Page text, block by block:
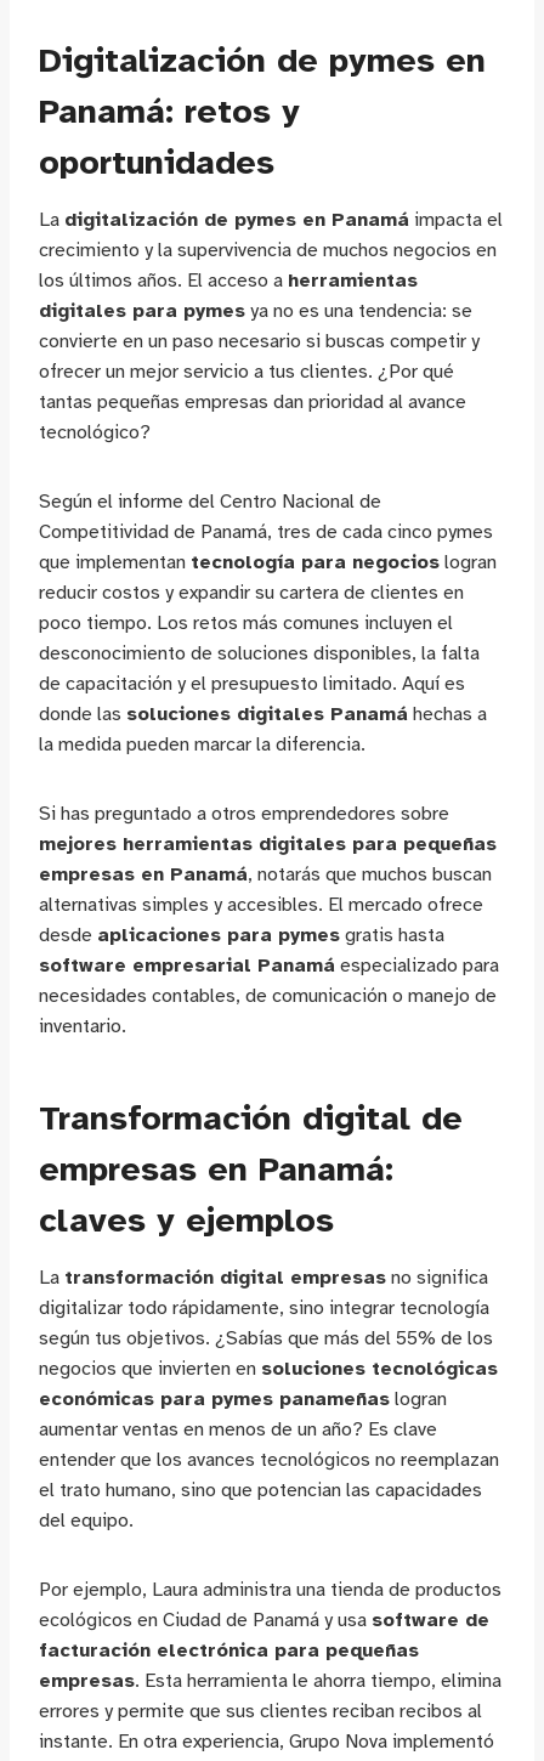
Digitalización de pymes en
Panamá: retos y
oportunidades
La digitalización de pymes en Panamá impacta el
crecimiento y la supervivencia de muchos negocios en
los últimos años. El acceso a herramientas
digitales para pymes ya no es una tendencia: se
convierte en un paso necesario si buscas competir y
ofrecer un mejor servicio a tus clientes. ¿Por qué
tantas pequeñas empresas dan prioridad al avance
tecnológico?
Según el informe del Centro Nacional de
Competitividad de Panamá, tres de cada cinco pymes
que implementan tecnología para negocios logran
reducir costos y expandir su cartera de clientes en
poco tiempo. Los retos más comunes incluyen el
desconocimiento de soluciones disponibles, la falta
de capacitación y el presupuesto limitado. Aquí es
donde las soluciones digitales Panamá hechas a
la medida pueden marcar la diferencia.
Si has preguntado a otros emprendedores sobre
mejores herramientas digitales para pequeñas
empresas en Panamá, notarás que muchos buscan
alternativas simples y accesibles. El mercado ofrece
desde aplicaciones para pymes gratis hasta
software empresarial Panamá especializado para
necesidades contables, de comunicación o manejo de
inventario.
Transformación digital de
empresas en Panamá:
claves y ejemplos
La transformación digital empresas no significa
digitalizar todo rápidamente, sino integrar tecnología
según tus objetivos. ¿Sabías que más del 55% de los
negocios que invierten en soluciones tecnológicas
económicas para pymes panameñas logran
aumentar ventas en menos de un año? Es clave
entender que los avances tecnológicos no reemplazan
el trato humano, sino que potencian las capacidades
del equipo.
Por ejemplo, Laura administra una tienda de productos
ecológicos en Ciudad de Panamá y usa software de
facturación electrónica para pequeñas
empresas. Esta herramienta le ahorra tiempo, elimina
errores y permite que sus clientes reciban recibos al
instante. En otra experiencia, Grupo Nova implementó